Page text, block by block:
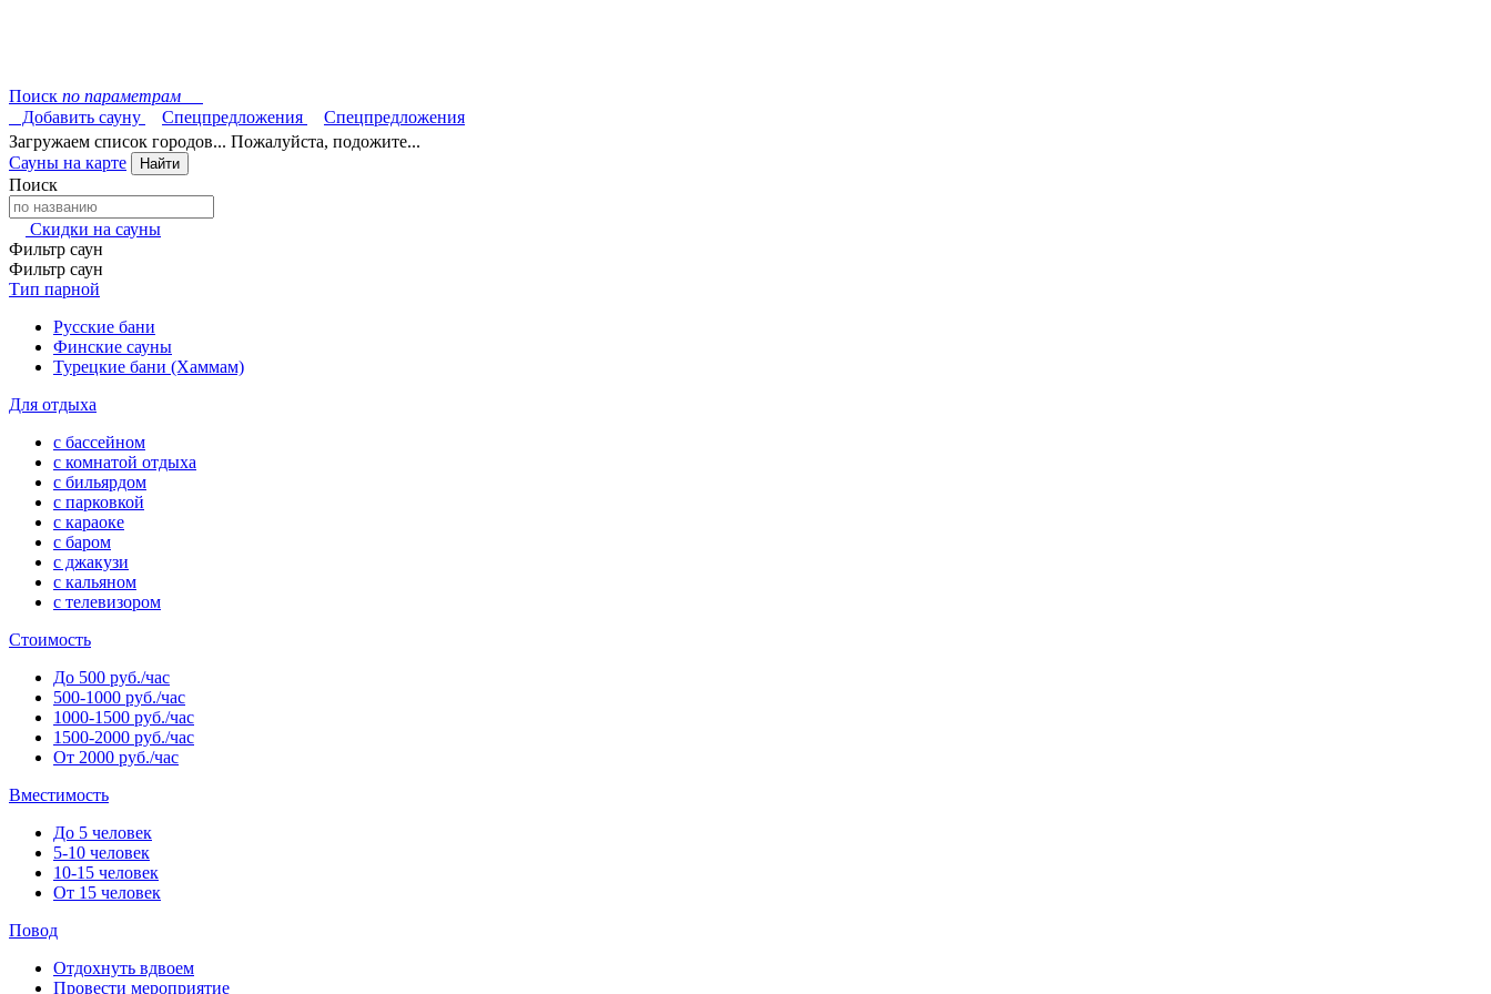
Поиск по параметрам
Добавить сауну
Спецпредложения
Спецпредложения
Загружаем список городов... Пожалуйста, подожите...
Сауны на карте
Найти
Поиск
Скидки на сауны
Фильтр саун
Фильтр саун
Тип парной
Русские бани
Финские сауны
Турецкие бани (Хаммам)
Для отдыха
с бассейном
с комнатой отдыха
с бильярдом
с парковкой
с караоке
с баром
с джакузи
с кальяном
с телевизором
Стоимость
До 500 руб./час
500-1000 руб./час
1000-1500 руб./час
1500-2000 руб./час
От 2000 руб./час
Вместимость
До 5 человек
5-10 человек
10-15 человек
От 15 человек
Повод
Отдохнуть вдвоем
Провести мероприятие